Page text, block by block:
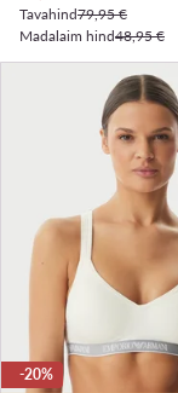
Tavahind79,95 €
Madalaim hind48,95 €
-20%